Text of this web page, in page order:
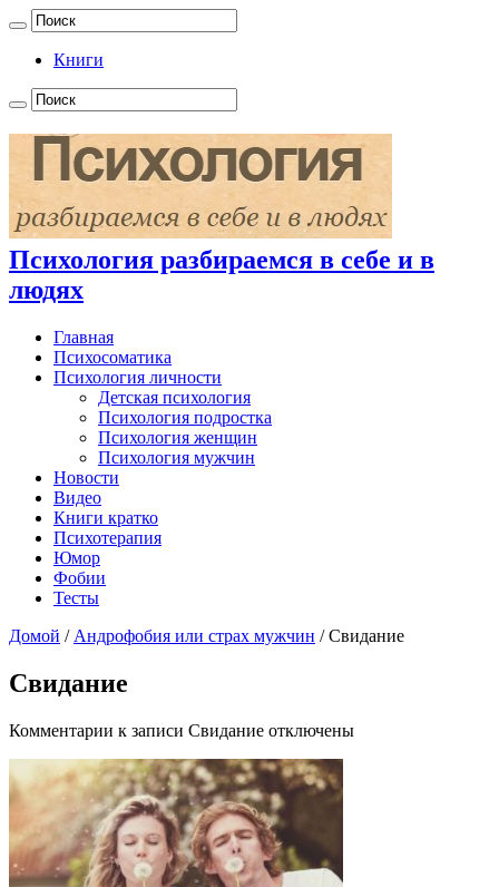
Книги
Психология разбираемся в себе и в
людях
Главная
Психосоматика
Психология личности
Детская психология
Психология подростка
Психология женщин
Психология мужчин
Новости
Видео
Книги кратко
Психотерапия
Юмор
Фобии
Тесты
Домой / Андрофобия или страх мужчин / Свидание
Свидание
Комментарии к записи Свидание отключены